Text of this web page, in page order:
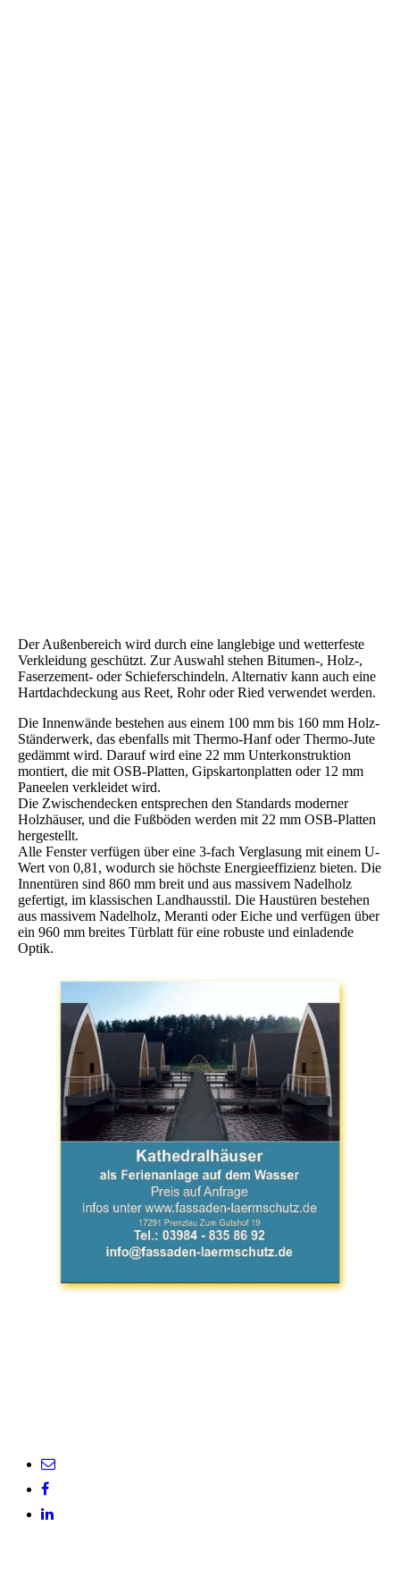
Der Außenbereich wird durch eine langlebige und wetterfeste
Verkleidung geschützt. Zur Auswahl stehen Bitumen-, Holz-,
Faserzement- oder Schieferschindeln. Alternativ kann auch eine
Hartdachdeckung aus Reet, Rohr oder Ried verwendet werden.
Die Innenwände bestehen aus einem 100 mm bis 160 mm Holz-
Ständerwerk, das ebenfalls mit Thermo-Hanf oder Thermo-Jute
gedämmt wird. Darauf wird eine 22 mm Unterkonstruktion
montiert, die mit OSB-Platten, Gipskartonplatten oder 12 mm
Paneelen verkleidet wird.
Die Zwischendecken entsprechen den Standards moderner
Holzhäuser, und die Fußböden werden mit 22 mm OSB-Platten
hergestellt.
Alle Fenster verfügen über eine 3-fach Verglasung mit einem U-
Wert von 0,81, wodurch sie höchste Energieeffizienz bieten. Die
Innentüren sind 860 mm breit und aus massivem Nadelholz
gefertigt, im klassischen Landhausstil. Die Haustüren bestehen
aus massivem Nadelholz, Meranti oder Eiche und verfügen über
ein 960 mm breites Türblatt für eine robuste und einladende
Optik.